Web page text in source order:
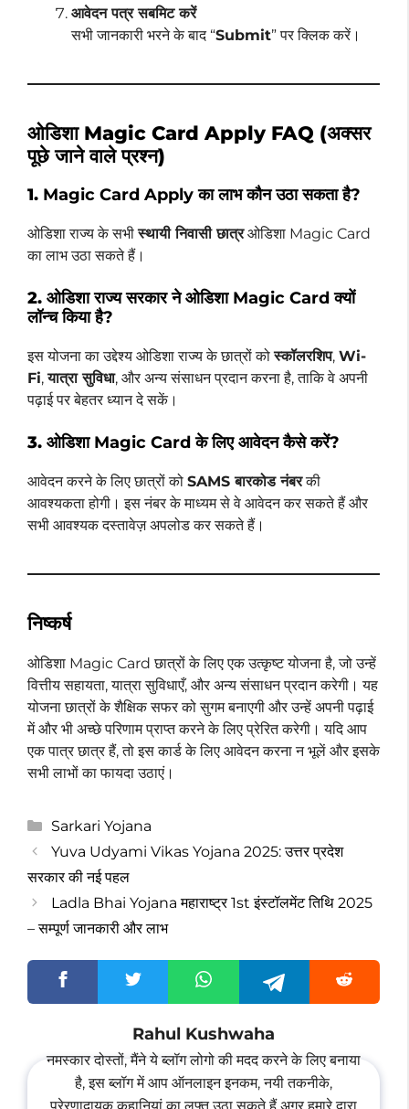
आवेदन पत्र सबमिट करें
सभी जानकारी भरने के बाद “Submit” पर क्लिक करें।
ओडिशा Magic Card Apply FAQ (अक्सर
पूछे जाने वाले प्रश्न)
1. Magic Card Apply का लाभ कौन उठा सकता है?
ओडिशा राज्य के सभीस्थायी निवासी छात्रओडिशा Magic Card
का लाभ उठा सकते हैं।
2. ओडिशा राज्य सरकार ने ओडिशा Magic Card क्यों
लॉन्च किया है?
इस योजना का उद्देश्य ओडिशा राज्य के छात्रों कोस्कॉलरशिप, Wi-
Fi,यात्रा सुविधा, और अन्य संसाधन प्रदान करना है, ताकि वे अपनी
पढ़ाई पर बेहतर ध्यान दे सकें।
3. ओडिशा Magic Card के लिए आवेदन कैसे करें?
आवेदन करने के लिए छात्रों को SAMS बारकोड नंबरकी
आवश्यकता होगी। इस नंबर के माध्यम से वे आवेदन कर सकते हैं और
सभी आवश्यक दस्तावेज़ अपलोड कर सकते हैं।
निष्कर्ष
ओडिशा Magic Card छात्रों के लिए एक उत्कृष्ट योजना है, जो उन्हें
वित्तीय सहायता, यात्रा सुविधाएँ, और अन्य संसाधन प्रदान करेगी। यह
योजना छात्रों के शैक्षिक सफर को सुगम बनाएगी और उन्हें अपनी पढ़ाई
में और भी अच्छे परिणाम प्राप्त करने के लिए प्रेरित करेगी। यदि आप
एक पात्र छात्र हैं, तो इस कार्ड के लिए आवेदन करना न भूलें और इसके
सभी लाभों का फायदा उठाएं।
Categories
Sarkari Yojana
Yuva Udyami Vikas Yojana 2025: उत्तर प्रदेश
सरकार की नई पहल
Ladla Bhai Yojana महाराष्ट्र 1st इंस्टॉलमेंट तिथि 2025
– सम्पूर्ण जानकारी और लाभ
Rahul Kushwaha
नमस्कार दोस्तों, मैंने ये ब्लॉग लोगो की मदद करने के लिए बनाया
है, इस ब्लॉग में आप ऑनलाइन इनकम, नयी तकनीके,